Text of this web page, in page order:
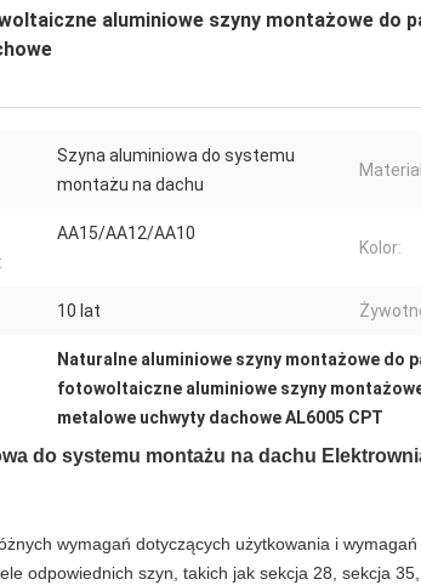
aluminiowe szyny montażowe do
Szyna aluminiowa do systemu
montażu na dachu
AA15/AA12/AA10
Kolor:
10 lat
Naturalne aluminiowe szyny montażowe do
fotowoltaiczne aluminiowe szyny
metalowe uchwyty dachowe AL6005 CPT
do systemu montażu na dachu
wymagań dotyczących użytkowania i
odpowiednich szyn, takich jak sekcja 28, sekcja